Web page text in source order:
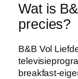
Wat is
precies?
B&B Vol
breakfast-